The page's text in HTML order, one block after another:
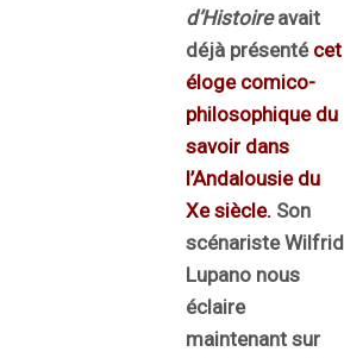
d’Histoireavait
déjà présenté cet
éloge comico-
philosophique du
savoir dans
l’Andalousie du
Xe siècle. Son
scénariste Wilfrid
Lupano nous
éclaire
maintenant sur